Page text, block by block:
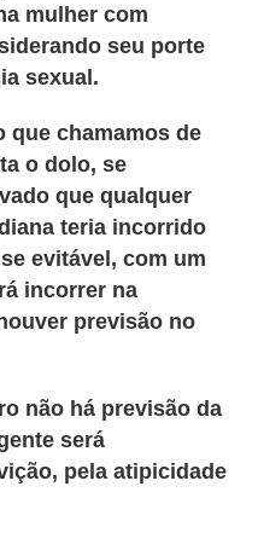
mulher com
seu porte
sexual.
que chamamos de
o dolo, se
que qualquer
teria incorrido
evitável, com um
incorrer na
previsão no
não há previsão da
será
pela atipicidade